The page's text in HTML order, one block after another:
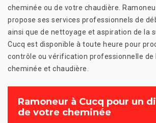
cheminée ou de votre chaudière.
propose ses services professionnels de
ainsi que de nettoyage et aspiration de la
Cucq est disponible à toute heure pour
contrôle ou vérification professionnelle de
cheminée et chaudière.
Ramoneur à Cucq pour un
de votre cheminée